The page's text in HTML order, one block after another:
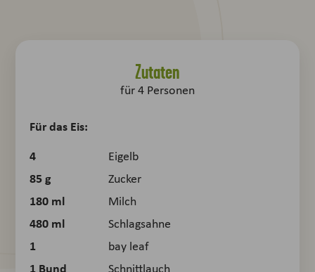
Zutaten
für4Personen
Für das Eis:
4
Eigelb
85g Zucker
180 ml Milch
480 ml Schlagsahne
1 bay leaf
1 Bund Schnittlauch